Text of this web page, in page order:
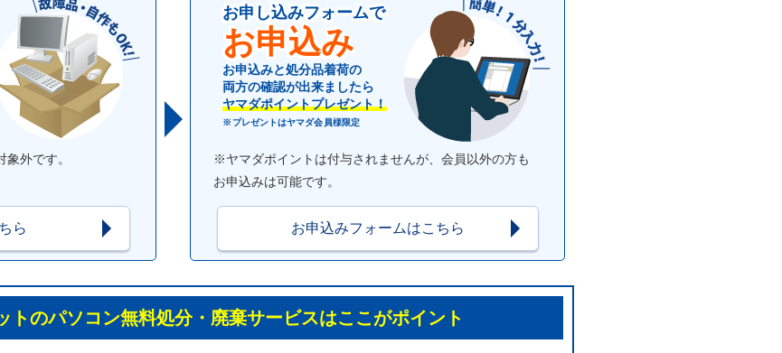
外です。
ら
お申し込みフォームで
お申込み
お申込みと処分品着荷の
両方の確認が出来ましたら
ヤマダポイントプレゼント！
※プレゼントはヤマダ会員様限定
※ヤマダポイントは付与されませんが、会員以外の方も
お申込みは可能です。
お申込みフォームはこちら
トのパソコン無料処分・廃棄サービスはここがポイント